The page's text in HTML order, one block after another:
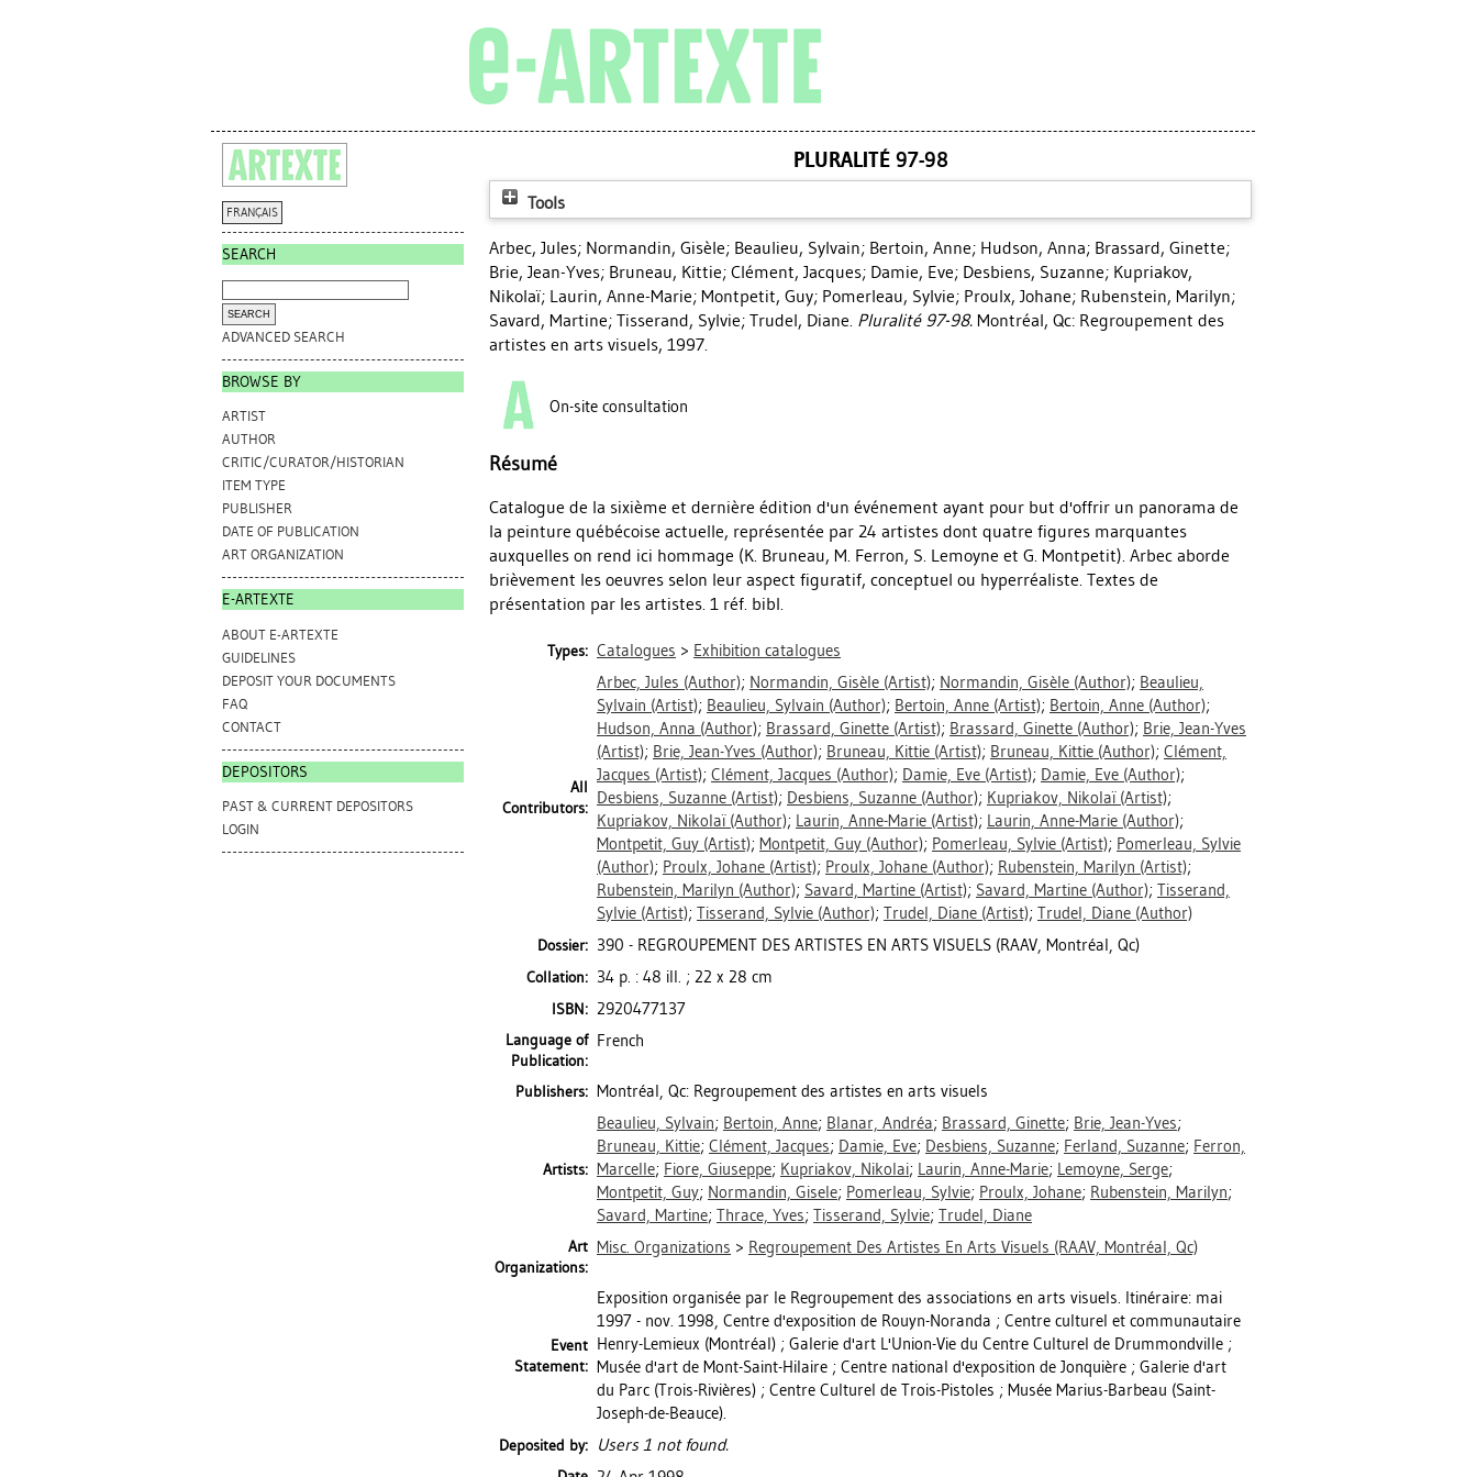
FRANÇAIS
SEARCH
ADVANCED SEARCH
BROWSE BY
ARTIST
AUTHOR
CRITIC/CURATOR/HISTORIAN
ITEM TYPE
PUBLISHER
DATE OF PUBLICATION
ART ORGANIZATION
E-ARTEXTE
ABOUT E-ARTEXTE
GUIDELINES
DEPOSIT YOUR DOCUMENTS
FAQ
CONTACT
DEPOSITORS
PAST & CURRENT DEPOSITORS
LOGIN
PLURALITÉ 97-98
Tools
Arbec, Jules; Normandin, Gisèle; Beaulieu, Sylvain; Bertoin, Anne; Hudson, Anna; Brassard, Ginette;
Brie, Jean-Yves; Bruneau, Kittie; Clément, Jacques; Damie, Eve; Desbiens, Suzanne; Kupriakov,
Nikolaï; Laurin, Anne-Marie; Montpetit, Guy; Pomerleau, Sylvie; Proulx, Johane; Rubenstein, Marilyn;
Savard, Martine; Tisserand, Sylvie; Trudel, Diane. Pluralité 97-98. Montréal, Qc: Regroupement des
artistes en arts visuels, 1997.
On-site consultation
Résumé
Catalogue de la sixième et dernière édition d'un événement ayant pour but d'offrir un panorama de
la peinture québécoise actuelle, représentée par 24 artistes dont quatre figures marquantes
auxquelles on rend ici hommage (K. Bruneau, M. Ferron, S. Lemoyne et G. Montpetit). Arbec aborde
brièvement les oeuvres selon leur aspect figuratif, conceptuel ou hyperréaliste. Textes de
présentation par les artistes. 1 réf. bibl.
Types: Catalogues > Exhibition catalogues
All
Contributors:
Arbec, Jules (Author); Normandin, Gisèle (Artist); Normandin, Gisèle (Author); Beaulieu,
Sylvain (Artist); Beaulieu, Sylvain (Author); Bertoin, Anne (Artist); Bertoin, Anne (Author);
Hudson, Anna (Author); Brassard, Ginette (Artist); Brassard, Ginette (Author); Brie, Jean-Yves
(Artist); Brie, Jean-Yves (Author); Bruneau, Kittie (Artist); Bruneau, Kittie (Author); Clément,
Jacques (Artist); Clément, Jacques (Author); Damie, Eve (Artist); Damie, Eve (Author);
Desbiens, Suzanne (Artist); Desbiens, Suzanne (Author); Kupriakov, Nikolaï(Artist);
Kupriakov, Nikolaï(Author); Laurin, Anne-Marie (Artist); Laurin, Anne-Marie (Author);
Montpetit, Guy (Artist); Montpetit, Guy (Author); Pomerleau, Sylvie (Artist); Pomerleau, Sylvie
(Author); Proulx, Johane (Artist); Proulx, Johane (Author); Rubenstein, Marilyn (Artist);
Rubenstein, Marilyn (Author); Savard, Martine (Artist); Savard, Martine (Author); Tisserand,
Sylvie (Artist); Tisserand, Sylvie (Author); Trudel, Diane (Artist); Trudel, Diane (Author)
Dossier: 390 - REGROUPEMENT DES ARTISTES EN ARTS VISUELS (RAAV, Montréal, Qc)
Collation: 34 p. : 48 ill. ; 22 x 28 cm
ISBN: 2920477137
Language of
Publication:
French
Publishers: Montréal, Qc: Regroupement des artistes en arts visuels
Artists:
Beaulieu, Sylvain; Bertoin, Anne; Blanar, Andréa; Brassard, Ginette; Brie, Jean-Yves;
Bruneau, Kittie; Clément, Jacques; Damie, Eve; Desbiens, Suzanne; Ferland, Suzanne; Ferron,
Marcelle; Fiore, Giuseppe; Kupriakov, Nikolai; Laurin, Anne-Marie; Lemoyne, Serge;
Montpetit, Guy; Normandin, Gisele; Pomerleau, Sylvie; Proulx, Johane; Rubenstein, Marilyn;
Savard, Martine; Thrace, Yves; Tisserand, Sylvie; Trudel, Diane
Art
Organizations:
Misc. Organizations > Regroupement Des Artistes En Arts Visuels (RAAV, Montréal, Qc)
Event
Statement:
Exposition organisée par le Regroupement des associations en arts visuels. Itinéraire: mai
1997 - nov. 1998, Centre d'exposition de Rouyn-Noranda ; Centre culturel et communautaire
Henry-Lemieux (Montréal) ; Galerie d'art L'Union-Vie du Centre Culturel de Drummondville ;
Musée d'art de Mont-Saint-Hilaire ; Centre national d'exposition de Jonquière ; Galerie d'art
du Parc (Trois-Rivières) ; Centre Culturel de Trois-Pistoles ; Musée Marius-Barbeau (Saint-
Joseph-de-Beauce).
Deposited by: Users 1 not found.